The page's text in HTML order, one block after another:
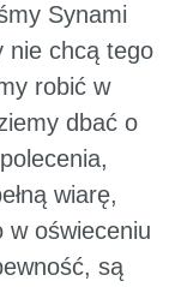
Synami
nie chcą tego
robić w
dbać o
wiarę,
w oświeceniu
są